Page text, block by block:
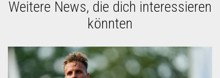
Weitere News, die dich interessieren
könnten